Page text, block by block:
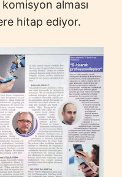
alması
hitap ediyor.